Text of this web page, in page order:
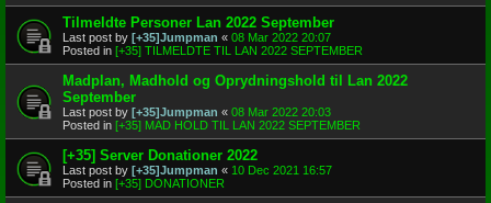
Tilmeldte Personer Lan 2022 September
Last post by [+35]Jumpman « 08 Mar 2022 20:07
Posted in [+35] TILMELDTE TIL LAN 2022 SEPTEMBER
Madplan, Madhold og Oprydningshold til Lan 2022
September
Last post by [+35]Jumpman « 08 Mar 2022 20:03
Posted in [+35] MAD HOLD TIL LAN 2022 SEPTEMBER
[+35] Server Donationer 2022
Last post by [+35]Jumpman « 10 Dec 2021 16:57
Posted in [+35] DONATIONER